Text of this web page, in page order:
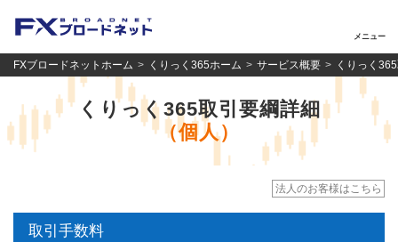
メニュー
FXブロードネットホーム くりっく365ホーム サービス概要 くりっく
くりっく365取引要綱詳細
（個人）
法人のお客様はこちら
取引手数料